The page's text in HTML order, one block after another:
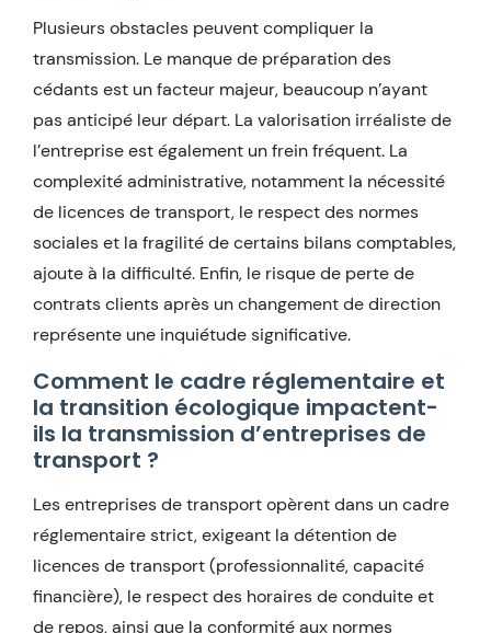
Plusieurs obstacles peuvent compliquer la
transmission. Le manque de préparation des
cédants est un facteur majeur, beaucoup n’ayant
pas anticipé leur départ. La valorisation irréaliste de
l’entreprise est également un frein fréquent. La
complexité administrative, notamment la nécessité
de licences de transport, le respect des normes
sociales et la fragilité de certains bilans comptables,
ajoute à la difficulté. Enfin, le risque de perte de
contrats clients après un changement de direction
représente une inquiétude significative.
Comment le cadre réglementaire et
la transition écologique impactent-
ils la transmission d’entreprises de
transport ?
Les entreprises de transport opèrent dans un cadre
réglementaire strict, exigeant la détention de
licences de transport (professionnalité, capacité
financière), le respect des horaires de conduite et
de repos, ainsi que la conformité aux normes